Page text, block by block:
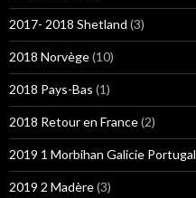
2017- 2018 Shetland (3)
2018 Norvège(10)
2018 Pays-Bas (1)
2018 Retour en France(2)
2019 1 Morbihan Galicie Portugal
2019 2 Madère(3)